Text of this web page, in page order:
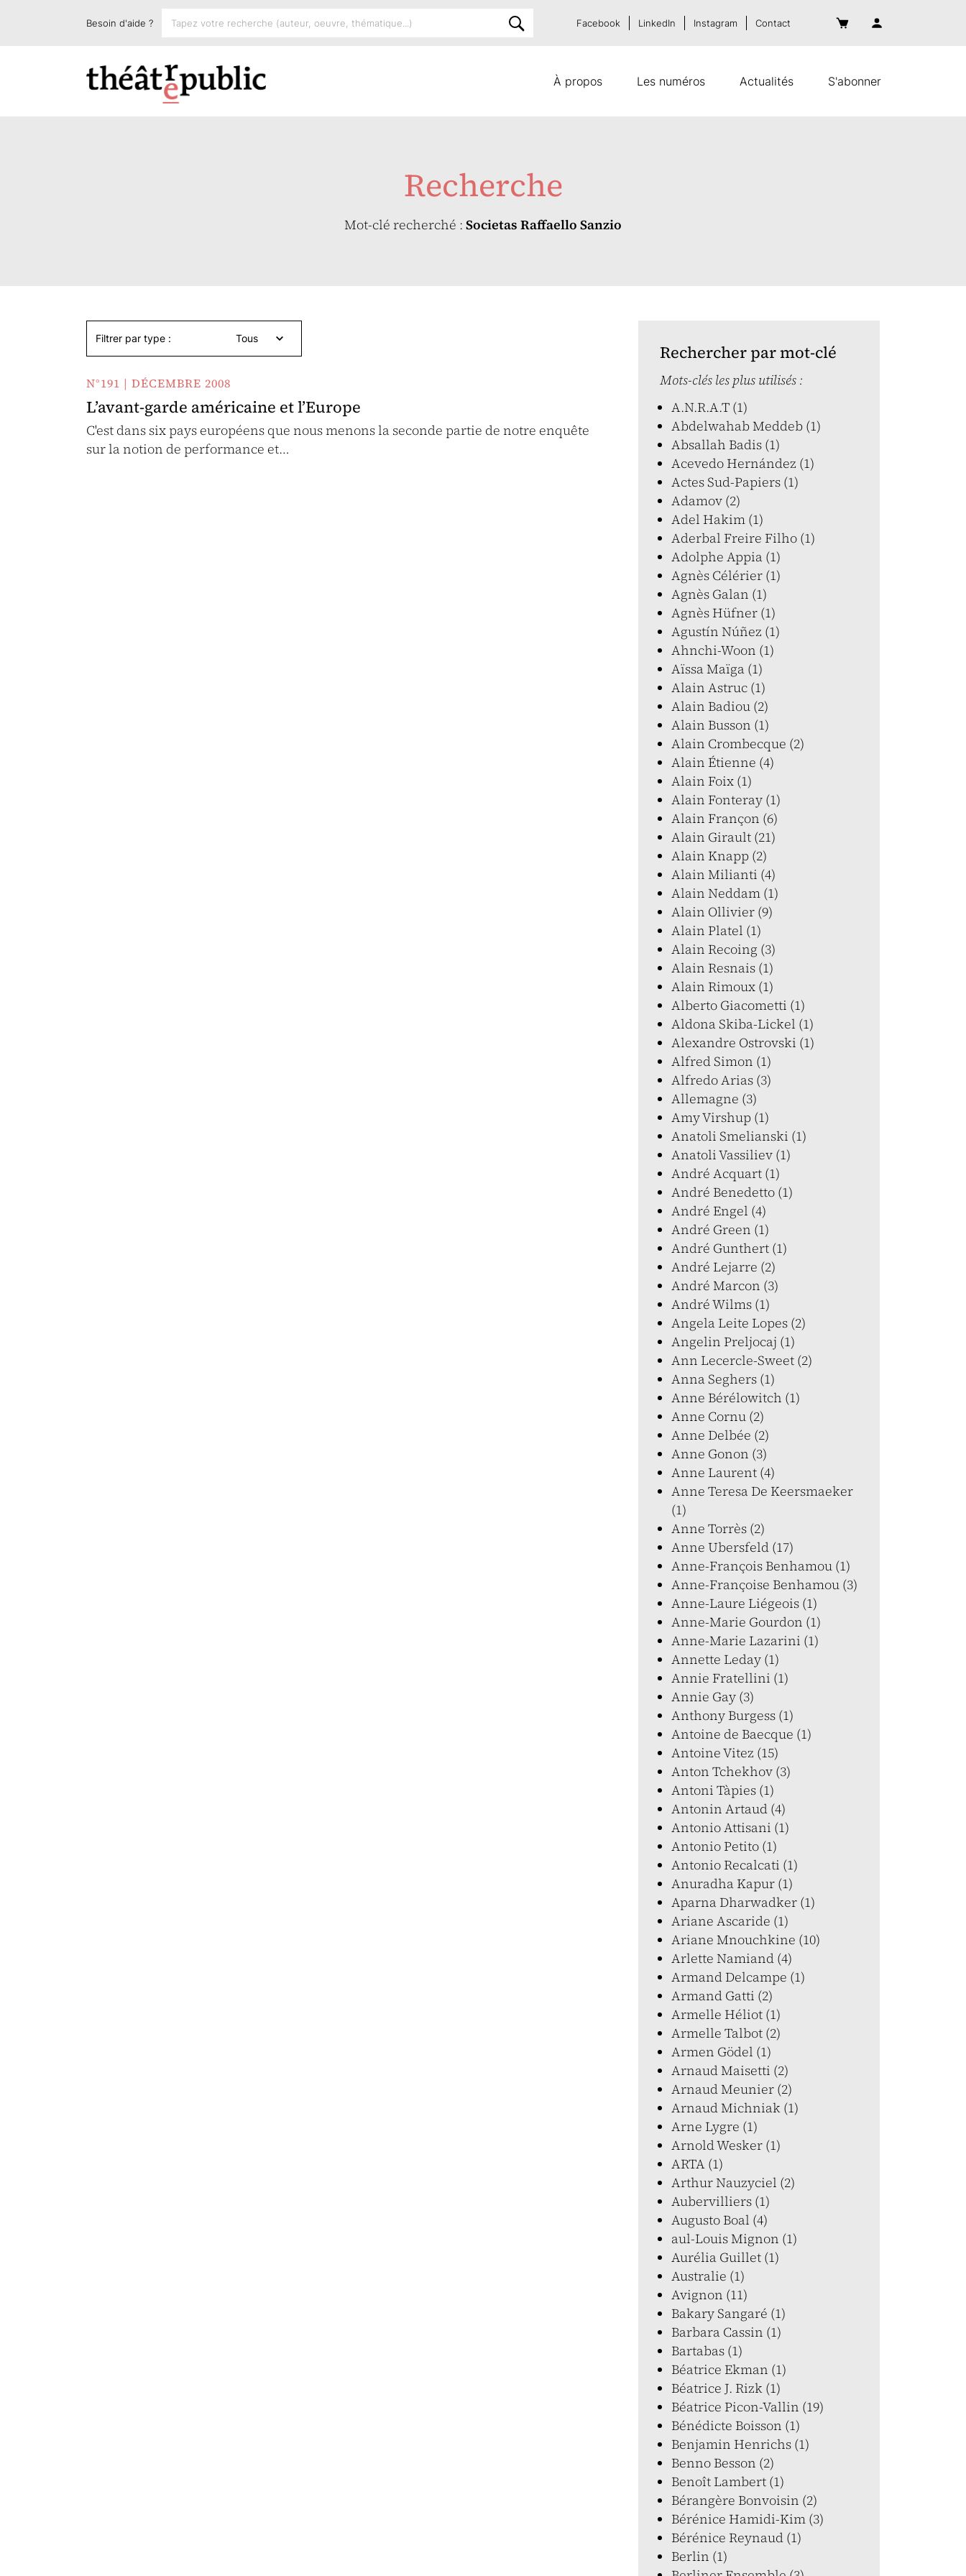
À propos Les numéros Actualités S'abonner
Besoin d'aide ? Facebook LinkedIn Instagram Contact
Recherche
Mot-clé recherché : Societas Raffaello Sanzio
Filtrer par type : Tous
N°191 | DÉCEMBRE 2008
L’avant-garde américaine et l’Europe
C'est dans six pays européens que nous menons la seconde partie de notre enquête
sur la notion de performance et…
Rechercher par mot-clé
Mots-clés les plus utilisés :
A.N.R.A.T (1)
Abdelwahab Meddeb (1)
Absallah Badis (1)
Acevedo Hernández (1)
Actes Sud-Papiers (1)
Adamov (2)
Adel Hakim (1)
Aderbal Freire Filho (1)
Adolphe Appia (1)
Agnès Célérier (1)
Agnès Galan (1)
Agnès Hüfner (1)
Agustín Núñez (1)
Ahnchi-Woon (1)
Aïssa Maïga (1)
Alain Astruc (1)
Alain Badiou (2)
Alain Busson (1)
Alain Crombecque (2)
Alain Étienne (4)
Alain Foix (1)
Alain Fonteray (1)
Alain Françon (6)
Alain Girault (21)
Alain Knapp (2)
Alain Milianti (4)
Alain Neddam (1)
Alain Ollivier (9)
Alain Platel (1)
Alain Recoing (3)
Alain Resnais (1)
Alain Rimoux (1)
Alberto Giacometti (1)
Aldona Skiba-Lickel (1)
Alexandre Ostrovski (1)
Alfred Simon (1)
Alfredo Arias (3)
Allemagne (3)
Amy Virshup (1)
Anatoli Smelianski (1)
Anatoli Vassiliev (1)
André Acquart (1)
André Benedetto (1)
André Engel (4)
André Green (1)
André Gunthert (1)
André Lejarre (2)
André Marcon (3)
André Wilms (1)
Angela Leite Lopes (2)
Angelin Preljocaj (1)
Ann Lecercle-Sweet (2)
Anna Seghers (1)
Anne Bérélowitch (1)
Anne Cornu (2)
Anne Delbée (2)
Anne Gonon (3)
Anne Laurent (4)
Anne Teresa De Keersmaeker
(1)
Anne Torrès (2)
Anne Ubersfeld (17)
Anne-François Benhamou (1)
Anne-Françoise Benhamou (3)
Anne-Laure Liégeois (1)
Anne-Marie Gourdon (1)
Anne-Marie Lazarini (1)
Annette Leday (1)
Annie Fratellini (1)
Annie Gay (3)
Anthony Burgess (1)
Antoine de Baecque (1)
Antoine Vitez (15)
Anton Tchekhov (3)
Antoni Tàpies (1)
Antonin Artaud (4)
Antonio Attisani (1)
Antonio Petito (1)
Antonio Recalcati (1)
Anuradha Kapur (1)
Aparna Dharwadker (1)
Ariane Ascaride (1)
Ariane Mnouchkine (10)
Arlette Namiand (4)
Armand Delcampe (1)
Armand Gatti (2)
Armelle Héliot (1)
Armelle Talbot (2)
Armen Gödel (1)
Arnaud Maisetti (2)
Arnaud Meunier (2)
Arnaud Michniak (1)
Arne Lygre (1)
Arnold Wesker (1)
ARTA (1)
Arthur Nauzyciel (2)
Aubervilliers (1)
Augusto Boal (4)
aul-Louis Mignon (1)
Aurélia Guillet (1)
Australie (1)
Avignon (11)
Bakary Sangaré (1)
Barbara Cassin (1)
Bartabas (1)
Béatrice Ekman (1)
Béatrice J. Rizk (1)
Béatrice Picon-Vallin (19)
Bénédicte Boisson (1)
Benjamin Henrichs (1)
Benno Besson (2)
Benoît Lambert (1)
Bérangère Bonvoisin (2)
Bérénice Hamidi-Kim (3)
Bérénice Reynaud (1)
Berlin (1)